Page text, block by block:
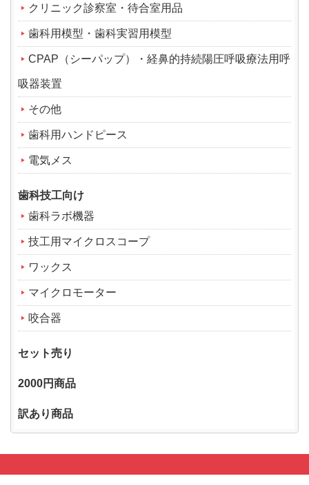
クリニック診察室・待合室用品
歯科用模型・歯科実習用模型
CPAP（シーパップ）・経鼻的持続陽圧呼吸療法用呼
吸器装置
その他
歯科用ハンドピース
電気メス
歯科技工向け
歯科ラボ機器
技工用マイクロスコープ
ワックス
マイクロモーター
咬合器
セット売り
2000円商品
訳あり商品